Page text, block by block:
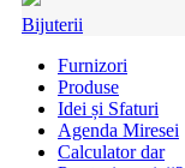
Bijuterii
Furnizori
Produse
Idei și Sfaturi
Agenda Miresei
Calculator dar